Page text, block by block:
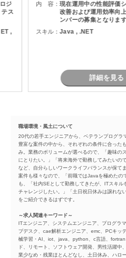
ジ
ス
,
内 容：現在運用中の性能評価
改善および運用効率向
ンバーの募集となります。 現行業務で
ている課題を整理し、
す。
スキル：Java , .NET
詳細を見る
職場環境・風土について
20代の若手エンジニアから、ベテランプログラ
豊富な案件の中から、それぞれの条件に合った
み。業務のボリュームが選べるので、「趣味の
にとりたい。」「将来海外で勤務してみたいの
など、自分らしいワークライフバランスが保てま
案件も様々なので、「前職ではJavaを極めたの
も、「社内SEとして勤務してきたが、ITスキ
チャレンジしたい。」「土日祝日休みは譲れな
をご紹介できるはずです。
～求人関連キーワード～
ITエンジニア、システムエンジニア、プログラ
プデスク、cae解析エンジニア、emc、PCキッ
械学習・AI、iot、java、python、c言語、
ド、リモート、ソフトウェア開発、男性活躍中
業少なめ・残業ほとんどなし、土日休み、ハロ